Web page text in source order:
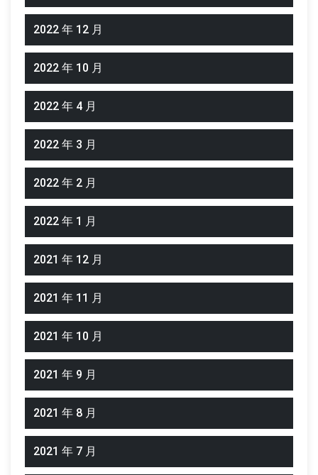
2022 年 12 月
2022 年 10 月
2022 年 4 月
2022 年 3 月
2022 年 2 月
2022 年 1 月
2021 年 12 月
2021 年 11 月
2021 年 10 月
2021 年 9 月
2021 年 8 月
2021 年 7 月